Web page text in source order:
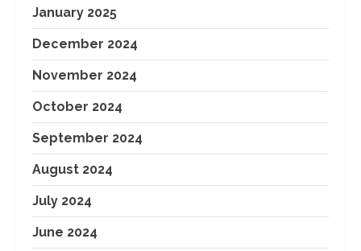
January 2025
December 2024
November 2024
October 2024
September 2024
August 2024
July 2024
June 2024